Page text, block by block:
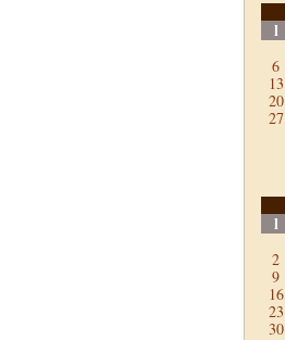
l
6
13
20
27
l
2
9
16
23
30